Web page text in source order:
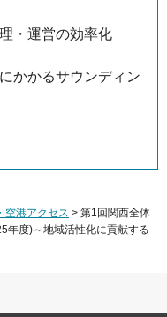
・運営の効率化
かかるサウンディン
空港アクセス > 第1回関西全体
年度)～地域活性化に貢献する